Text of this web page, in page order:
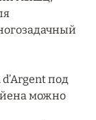
под
можно